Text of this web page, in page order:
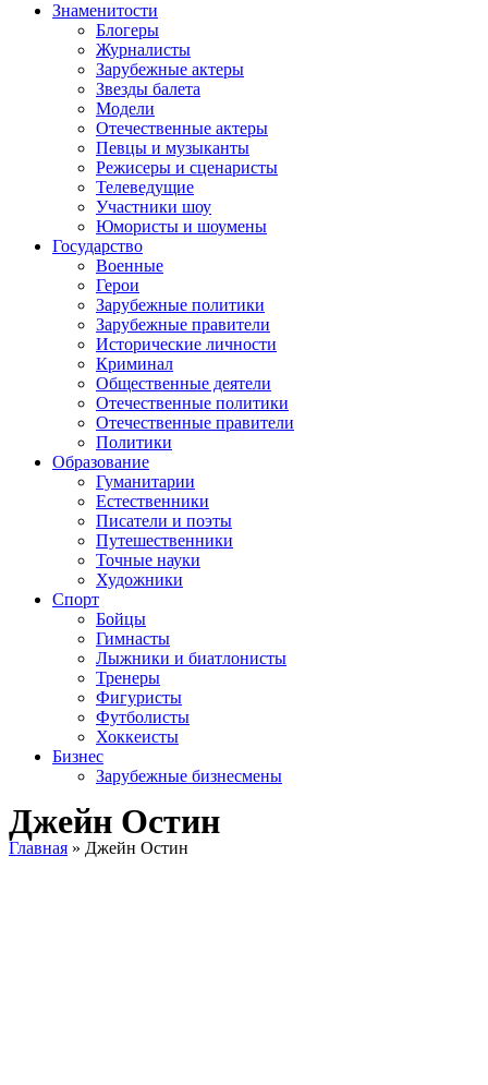
Знаменитости
Блогеры
Журналисты
Зарубежные актеры
Звезды балета
Модели
Отечественные актеры
Певцы и музыканты
Режисеры и сценаристы
Телеведущие
Участники шоу
Юмористы и шоумены
Государство
Военные
Герои
Зарубежные политики
Зарубежные правители
Исторические личности
Криминал
Общественные деятели
Отечественные политики
Отечественные правители
Политики
Образование
Гуманитарии
Естественники
Писатели и поэты
Путешественники
Точные науки
Художники
Спорт
Бойцы
Гимнасты
Лыжники и биатлонисты
Тренеры
Фигуристы
Футболисты
Хоккеисты
Бизнес
Зарубежные бизнесмены
Джейн Остин
Главная » Джейн Остин